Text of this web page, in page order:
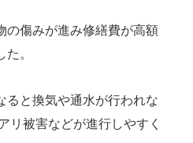
の傷みが進み修繕費が高額
。
ると換気や通水が行われな
リ被害などが進行しやすく